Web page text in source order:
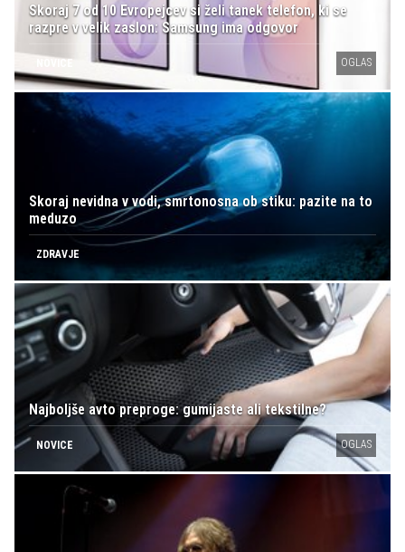
Skoraj 7 od 10 Evropejcev si želi tanek telefon, ki se
razpre v velik zaslon: Samsung ima odgovor
NOVICE OGLAS
Skoraj nevidna v vodi, smrtonosna ob stiku: pazite na to
meduzo
ZDRAVJE
Najboljše avto preproge: gumijaste ali tekstilne?
NOVICE OGLAS